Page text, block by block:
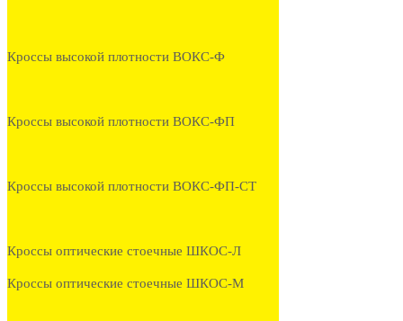
Кроссы высокой плотности ВОКС-Ф
Кроссы высокой плотности ВОКС-ФП
Кроссы высокой плотности ВОКС-ФП-СТ
Кроссы оптические стоечные ШКОС-Л
Кроссы оптические стоечные ШКОС-М